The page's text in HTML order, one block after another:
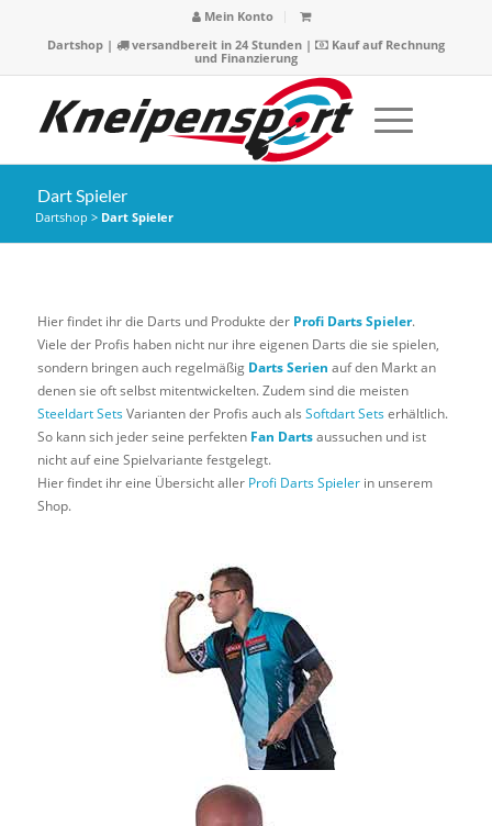
Mein Konto
Dartshop| versandbereit in 24 Stunden |
Kauf auf Rechnung
und Finanzierung
Dart Spieler
Dartshop > Dart Spieler
Hier findet ihr die Darts und Produkte der Profi Darts Spieler.
Viele der Profis haben nicht nur ihre eigenen Darts die sie spielen,
sondern bringen auch regelmäßig Darts Serien auf den Markt an
denen sie oft selbst mitentwickelten. Zudem sind die meisten
Steeldart SetsVarianten der Profis auch als Softdart Setserhältlich.
So kann sich jeder seine perfekten Fan Dartsaussuchen und ist
nicht auf eine Spielvariante festgelegt.
Hier findet ihr eine Übersicht aller Profi Darts Spielerin unserem
Shop.